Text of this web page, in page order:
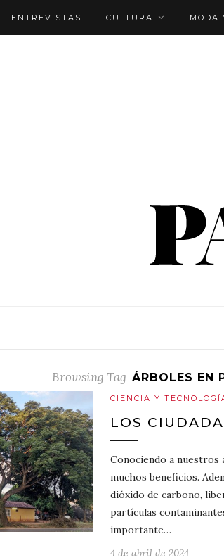
ENTREVISTAS CULTURA MODA
Browsing Tag ÁRBOLES EN
CIENCIA Y
LOS
Conociendo a nuestros
muchos beneficios.
dióxido de carbono,
partículas
importante…
4 de abril de 2024